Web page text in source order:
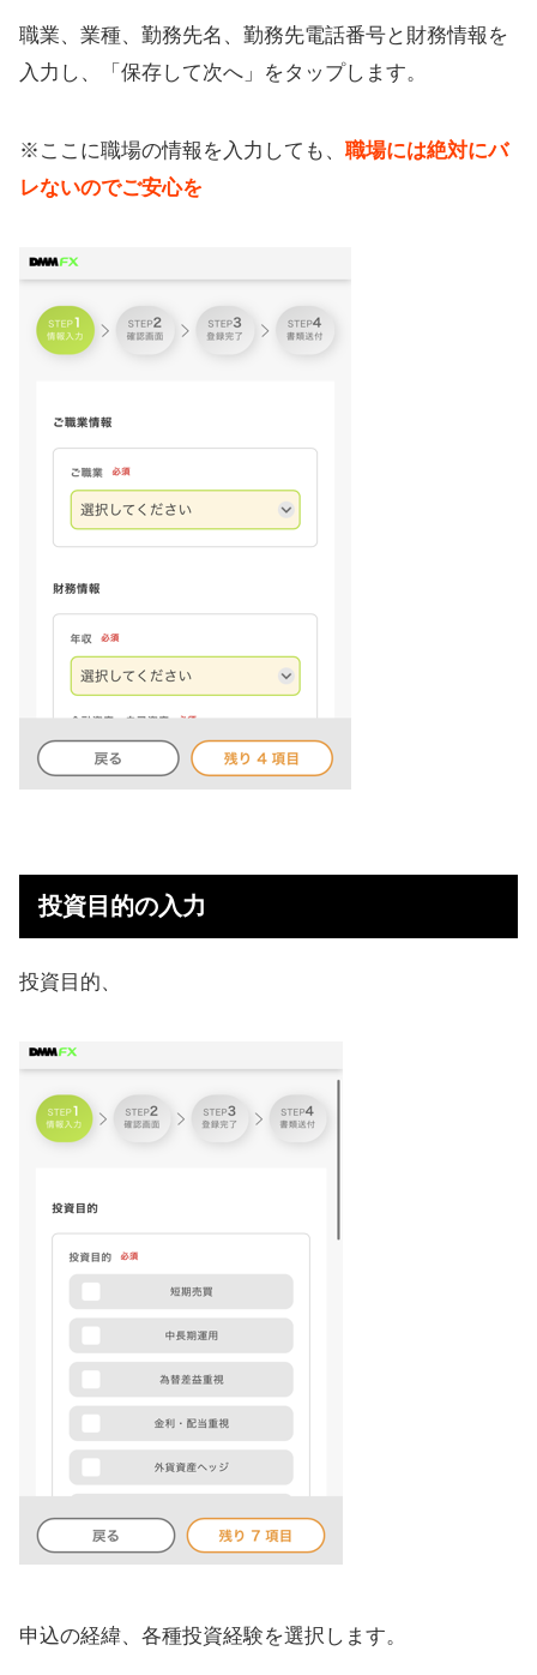
職業、業種、勤務先名、勤務先電話番号と財務情報を
入力し、「保存して次へ」をタップします。
※ここに職場の情報を入力しても、 職場には絶対にバ
レないのでご安心を
投資目的の入力
投資目的、
申込の経緯、各種投資経験を選択します。